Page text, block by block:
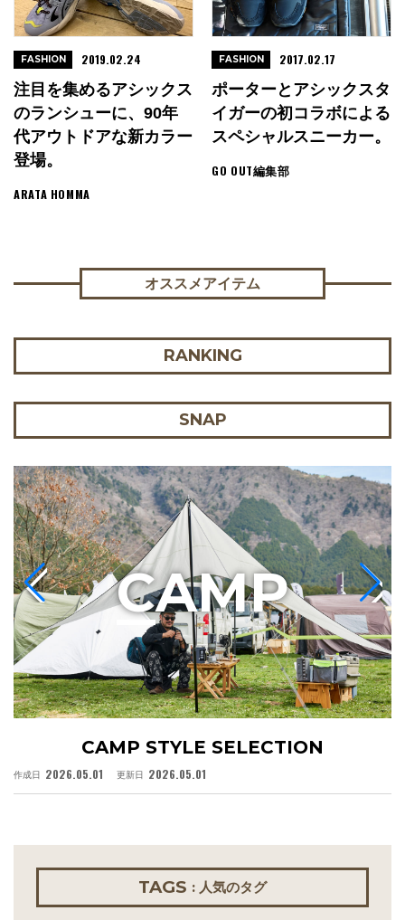
注目を集めるアシックス
のランシューに、90年
代アウトドアな新カラー
登場。
ARATA HOMMA
FASHION 2019.02.24
ポーターとアシックスタ
イガーの初コラボによる
スペシャルスニーカー。
GO OUT編集部
FASHION 2017.02.17
オススメアイテム
RANKING
SNAP
CAMP STYLE SELECTION
作成日 2026.05.01 更新日 2026.05.01
CAMP
TAGS : 人気のタグ